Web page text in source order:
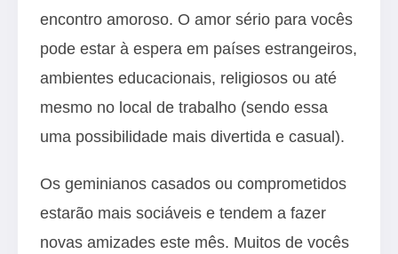
encontro amoroso. O amor sério para vocês
pode estar à espera em países estrangeiros,
ambientes educacionais, religiosos ou até
mesmo no local de trabalho (sendo essa
uma possibilidade mais divertida e casual).
Os geminianos casados ou comprometidos
estarão mais sociáveis e tendem a fazer
novas amizades este mês. Muitos de vocês